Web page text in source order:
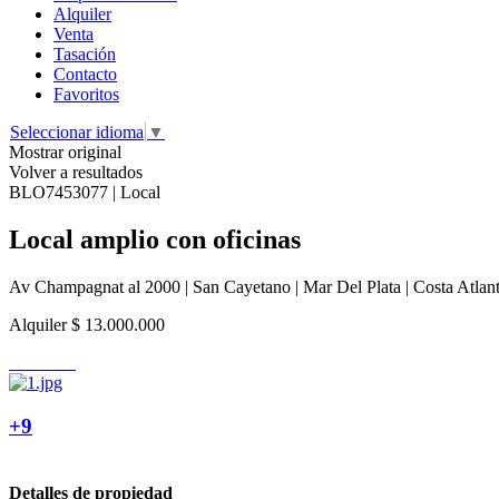
Alquiler
Venta
Tasación
Contacto
Favoritos
Seleccionar idioma ▼
Mostrar original
Volver a resultados
BLO7453077 | Local
Local amplio con oficinas
Av Champagnat al 2000 | San Cayetano | Mar Del Plata | Costa
Alquiler $ 13.000.000
+9
Detalles de propiedad